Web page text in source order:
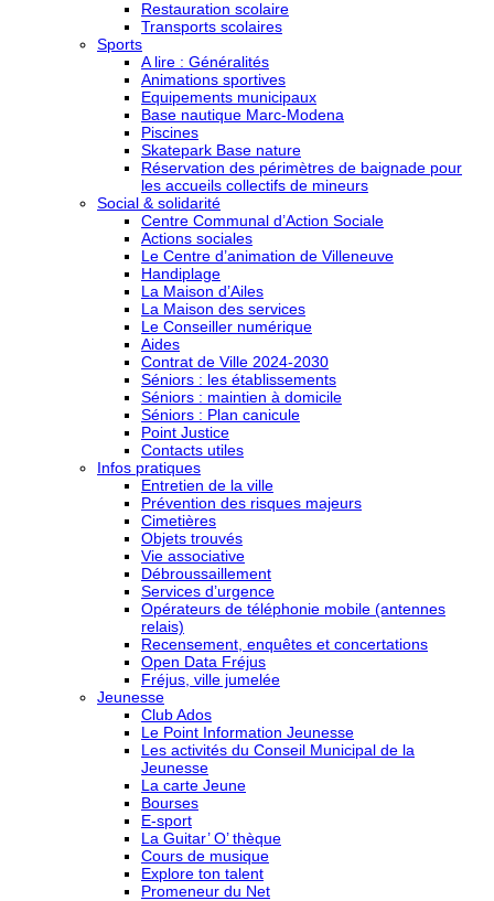
Restauration scolaire
Transports scolaires
Sports
A lire : Généralités
Animations sportives
Equipements municipaux
Base nautique Marc-Modena
Piscines
Skatepark Base nature
Réservation des périmètres de baignade pour
les accueils collectifs de mineurs
Social & solidarité
Centre Communal d’Action Sociale
Actions sociales
Le Centre d’animation de Villeneuve
Handiplage
La Maison d’Ailes
La Maison des services
Le Conseiller numérique
Aides
Contrat de Ville 2024-2030
Séniors : les établissements
Séniors : maintien à domicile
Séniors : Plan canicule
Point Justice
Contacts utiles
Infos pratiques
Entretien de la ville
Prévention des risques majeurs
Cimetières
Objets trouvés
Vie associative
Débroussaillement
Services d’urgence
Opérateurs de téléphonie mobile (antennes
relais)
Recensement, enquêtes et concertations
Open Data Fréjus
Fréjus, ville jumelée
Jeunesse
Club Ados
Le Point Information Jeunesse
Les activités du Conseil Municipal de la
Jeunesse
La carte Jeune
Bourses
E-sport
La Guitar’ O’ thèque
Cours de musique
Explore ton talent
Promeneur du Net